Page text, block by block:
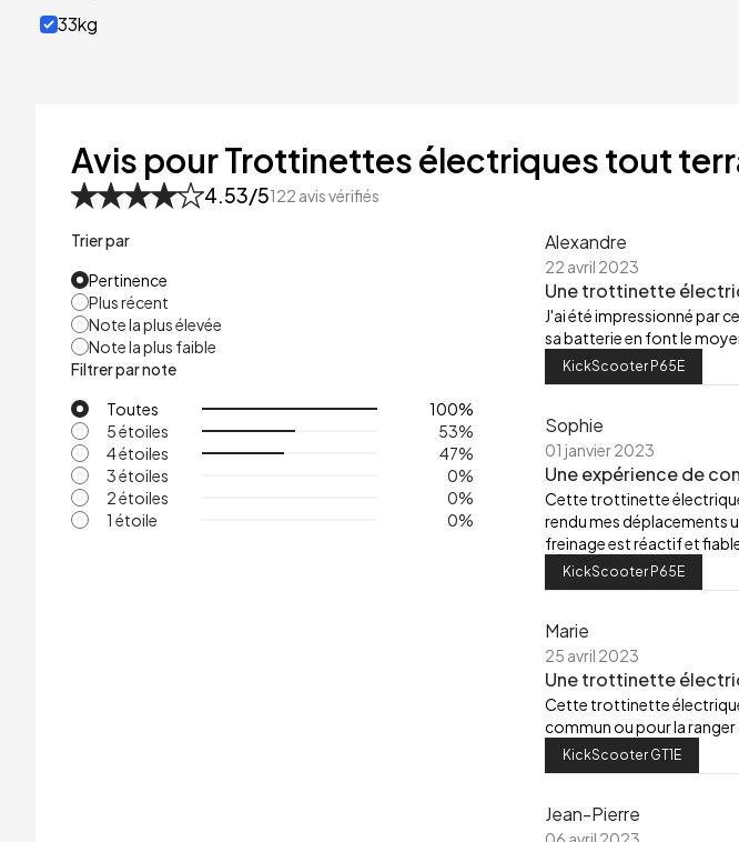
33kg
53kg
Avis pour Trottinettes électriques tout
4.53/5122 avis vérifiés
Trier par
Pertinence
Plus récent
Note la plus élevée
Note la plus faible
Filtrer par note
Toutes
100%
5 étoiles
53%
4 étoiles
47%
3 étoiles
0%
2 étoiles
0%
1 étoile
0%
Alexandre
22 avril 2023
Une trottinette
J'ai été impressionné par
sa batterie en font le
KickScooter P65E
Sophie
01 janvier 2023
Une expérience de
Cette trottinette
rendu mes déplacements
freinage est réactif et
KickScooter P65E
Marie
25 avril 2023
Une trottinette
Cette trottinette électrique
commun ou pour la ranger
KickScooter GT1E
Jean-Pierre